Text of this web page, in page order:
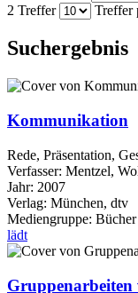
2 Treffer
Treffer
Suchergebnis
Kommunikation
Rede, Präsentation,
Verfasser: Mentzel,
Jahr: 2007
Verlag: München, dtv
Mediengruppe: Bücher
lädt
Gruppenarbeiten